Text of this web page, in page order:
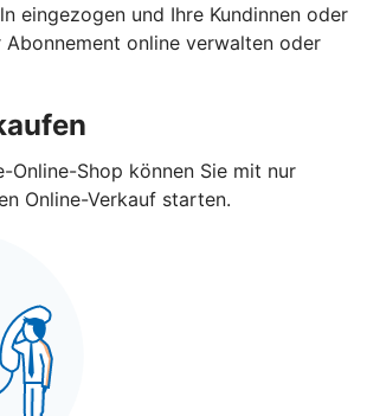
eingezogen und Ihre Kundinnen oder
Abonnement online verwalten oder
Online-Shop können Sie mit nur
Online-Verkauf starten.